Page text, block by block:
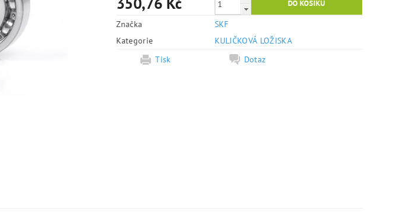
Značka
SKF
Kategorie
KULIČKOVÁ LOŽISKA
Tisk
Dotaz